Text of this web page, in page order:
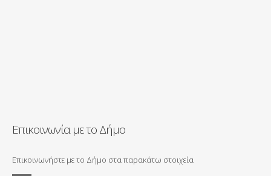
Επικοινωνία με το Δήμο
Επικοινωνήστε με το Δήμο στα παρακάτω στοιχεία